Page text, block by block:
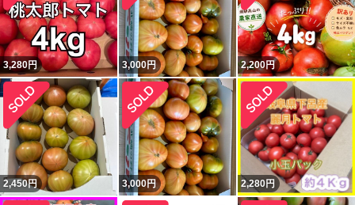
3,280円 3,000円 2,200円
2,450円 3,000円 2,280円